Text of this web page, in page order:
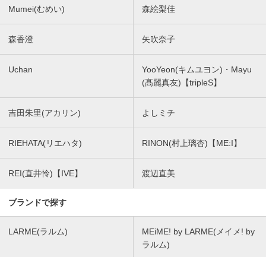
Mumei(むめい) 森絵梨佳
森香澄 矢吹奈子
Uchan
YooYeon(キムユヨン)・Mayu
(髙麗真友)【tripleS】
吉田朱里(アカリン) よしミチ
RIEHATA(リエハタ) RINON(村上璃杏)【ME:I】
REI(直井怜)【IVE】 渡辺直美
ブランドで探す
LARME(ラルム)
MEiME! by LARME(メイメ! by
ラルム)